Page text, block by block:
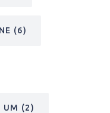
(6)
UM (2)